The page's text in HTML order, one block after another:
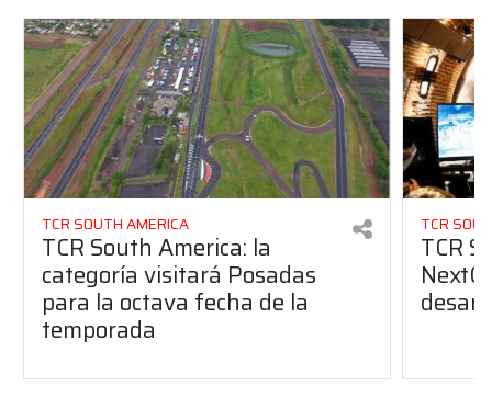
TCR SOUTH AMERICA
TCR South America: la
categoría visitará Posadas
para la octava fecha de la
temporada
TCR
TCR